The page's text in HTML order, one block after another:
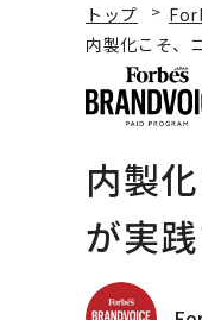
トップ
内製化こそ、
内製
が実